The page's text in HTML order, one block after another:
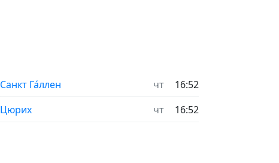
Санкт Га́ллен чт
16:52
Цюрих
чт 16:52